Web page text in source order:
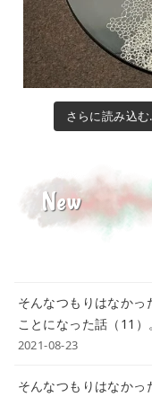
さらに読み込む
New
そんなつもりはなかっ
ことになった話（11）。
2021-08-23
そんなつもりはなかっ